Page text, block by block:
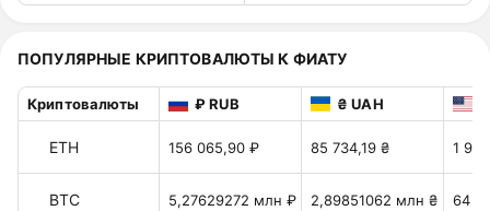
ПОПУЛЯРНЫЕ КРИПТОВАЛЮТЫ К ФИАТУ
Криптовалюты ₽ RUB ₴ UAH
ETH 156 065,90 ₽ 85 734,19 ₴ 1
BTC 5,27629272 млн ₽ 2,89851062 млн ₴ 64